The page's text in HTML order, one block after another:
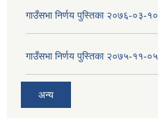
गाउँसभा निर्णय पुस्तिका २०७६-०३-१०
गाउँसभा निर्णय पुस्तिका २०७५-११-०५
अन्य